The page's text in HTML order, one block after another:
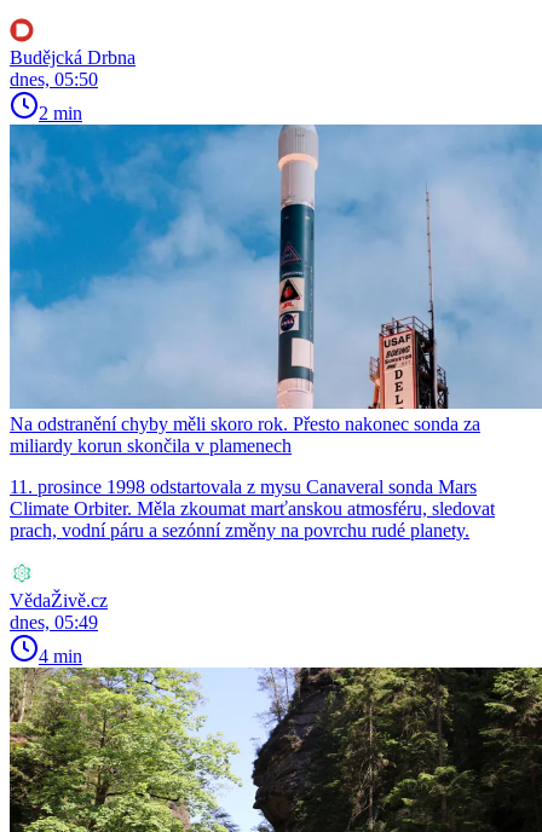
Budějcká Drbna
dnes, 05:50
2 min
Na odstranění chyby měli skoro rok. Přesto nakonec sonda za
miliardy korun skončila v plamenech
11. prosince 1998 odstartovala z mysu Canaveral sonda Mars
Climate Orbiter. Měla zkoumat marťanskou atmosféru, sledovat
prach, vodní páru a sezónní změny na povrchu rudé planety.
VědaŽivě.cz
dnes, 05:49
4 min